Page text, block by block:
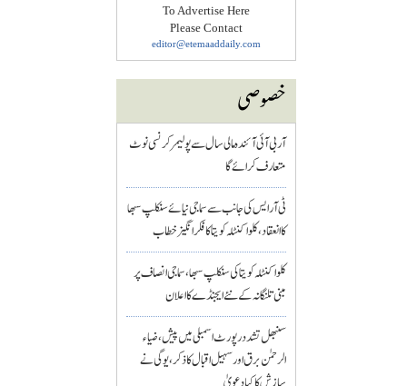
To Advertise Here
Please Contact
editor@etemaaddaily.com
خصوصی
آر بی آئی آئندہ مالی سال سے پولیمر کرنسی نوٹ
متعارف کرائے گا
ٹی آر ایس کی جانب سے سماجی نیائے سنکلپ سبھا
کا انعقاد، کلواکنٹلہ کویتا کا فکر انگیز خطاب
کلواکنٹلہ کویتا کی سنکلپ سبھا، سماجی انصاف پر
مبنی تلنگانہ کے نئے ایجنڈے کا اعلان
سنبھل تشدد رپورٹ اسمبلی میں پیش، ضیاء
الرحمٰن برق اور سہیل اقبال کا ذکر، یوگی نے